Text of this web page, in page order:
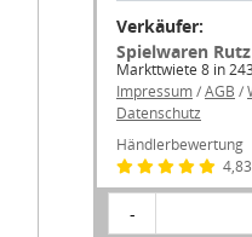
Verkäufer:
Spielwaren Rutz
Markttwiete 8 in
Impressum/AGB /
Datenschutz
Händlerbewertung
-